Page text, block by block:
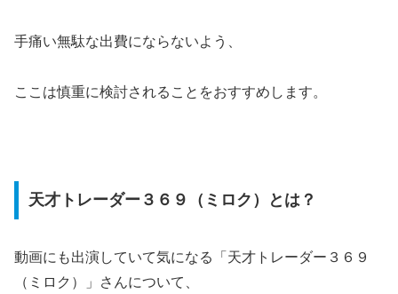
手痛い無駄な出費にならないよう、
ここは慎重に検討されることをおすすめします。
天才トレーダー３６９（ミロク）とは？
動画にも出演していて気になる「天才トレーダー３６９
（ミロク）」さんについて、